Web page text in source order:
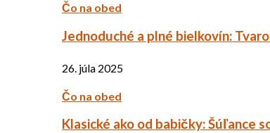
Čo na obed
Jednoduché a plné bielkovín:
26. júla 2025
Čo na obed
Klasické ako od babičky: Šúľance